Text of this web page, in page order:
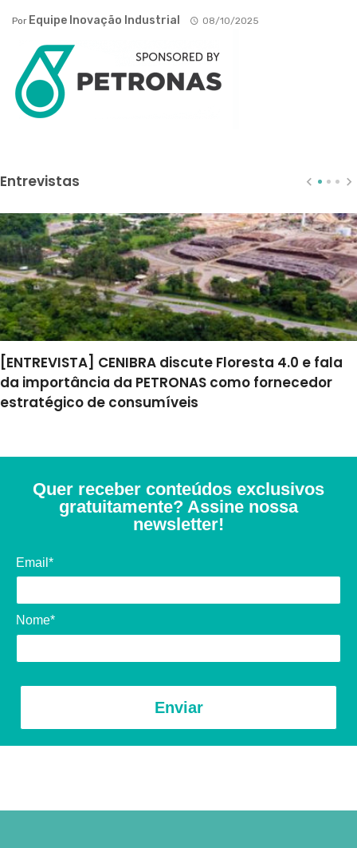
Por Equipe Inovação Industrial 08/10/2025
Entrevistas
[ENTREVISTA] CENIBRA discute Floresta 4.0 e fala
da importância da PETRONAS como fornecedor
estratégico de consumíveis
Quer receber conteúdos exclusivos
gratuitamente? Assine nossa
newsletter!
Email*
Nome*
Enviar